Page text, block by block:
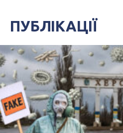
ПУБЛІКАЦІЇ